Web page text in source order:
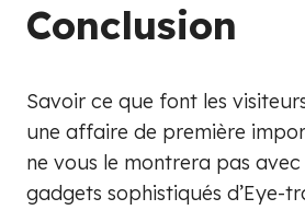
Conclusion
Savoir ce que font les
une affaire de première
ne vous le montrera pas
gadgets sophistiqués d’Eye-